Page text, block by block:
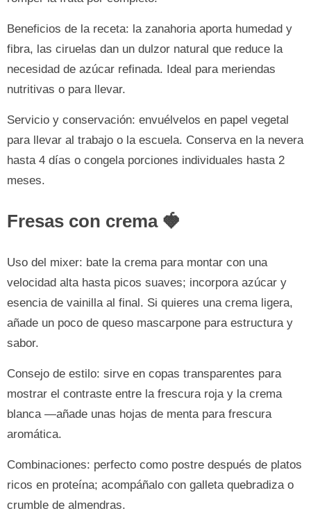
Beneficios de la receta: la zanahoria aporta humedad y
fibra, las ciruelas dan un dulzor natural que reduce la
necesidad de azúcar refinada. Ideal para meriendas
nutritivas o para llevar.
Servicio y conservación: envuélvelos en papel vegetal
para llevar al trabajo o la escuela. Conserva en la nevera
hasta 4 días o congela porciones individuales hasta 2
meses.
Fresas con crema 🍓
Uso del mixer: bate la crema para montar con una
velocidad alta hasta picos suaves; incorpora azúcar y
esencia de vainilla al final. Si quieres una crema ligera,
añade un poco de queso mascarpone para estructura y
sabor.
Consejo de estilo: sirve en copas transparentes para
mostrar el contraste entre la frescura roja y la crema
blanca —añade unas hojas de menta para frescura
aromática.
Combinaciones: perfecto como postre después de platos
ricos en proteína; acompáñalo con galleta quebradiza o
crumble de almendras.